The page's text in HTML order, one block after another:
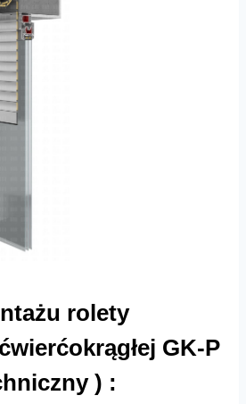
rolety
GK-P
) :